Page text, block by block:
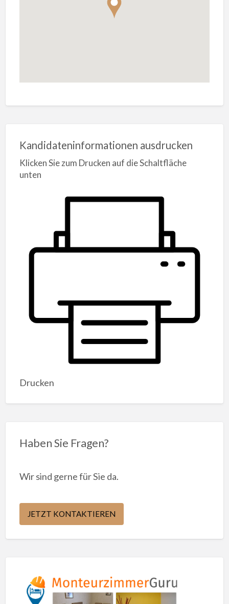
Kandidateninformationen ausdrucken
Klicken Sie zum Drucken auf die Schaltfläche
unten
Drucken
Haben Sie Fragen?
Wir sind gerne für Sie da.
JETZT KONTAKTIEREN